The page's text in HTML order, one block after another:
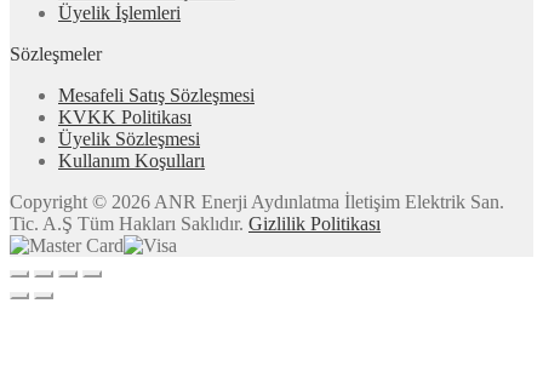
Üyelik İşlemleri
Sözleşmeler
Mesafeli Satış Sözleşmesi
KVKK Politikası
Üyelik Sözleşmesi
Kullanım Koşulları
Copyright © 2026 ANR Enerji Aydınlatma İletişim Elektrik San.
Tic. A.Ş Tüm Hakları Saklıdır. Gizlilik Politikası